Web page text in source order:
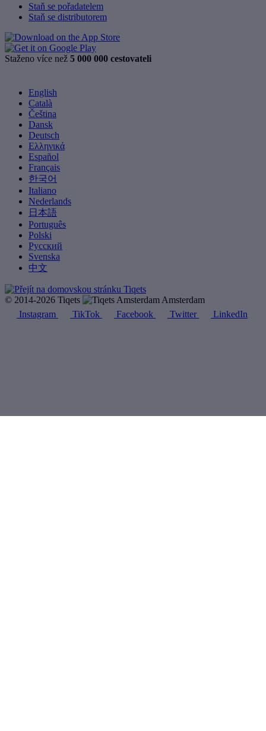
Staň se pořadatelem
Staň se distributorem
Staženo více než 5 000 000 cestovateli
English
Català
Čeština
Dansk
Deutsch
Ελληνικά
Español
Français
한국어
Italiano
Nederlands
日本語
Português
Polski
Русский
Svenska
中文
© 2014-2026 Tiqets
Amsterdam
Instagram
TikTok Facebook Twitter LinkedIn